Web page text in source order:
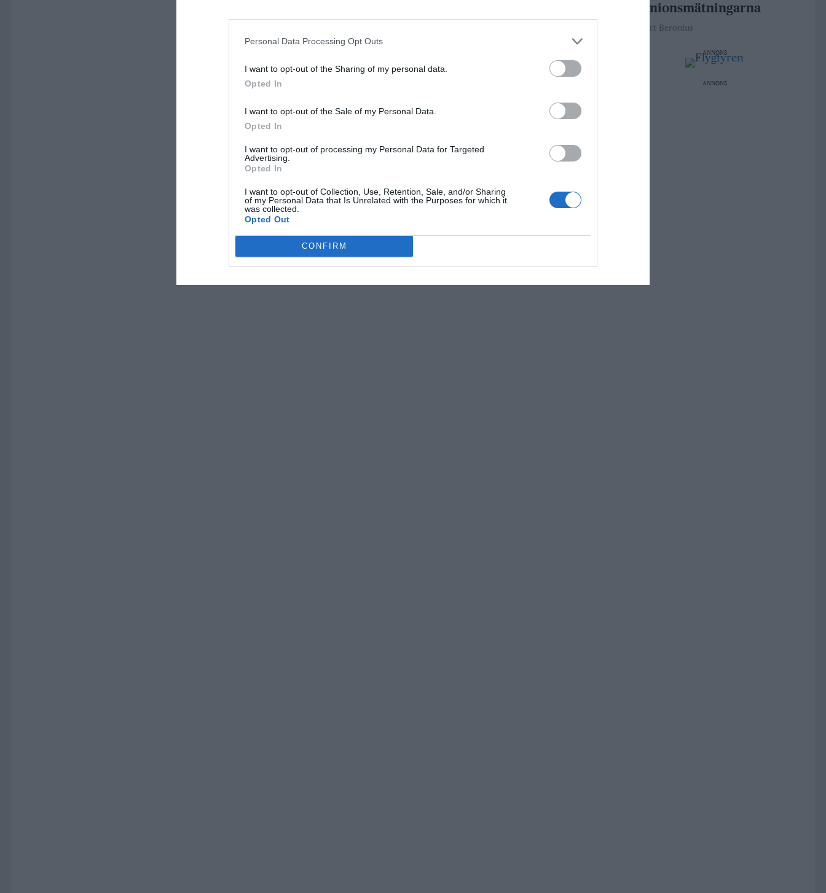
Personal Data Processing Opt Outs
I want to opt-out of the Sharing of my personal data.
Opted In
I want to opt-out of the Sale of my Personal Data.
Opted In
I want to opt-out of processing my Personal Data for Targeted
Advertising.
Opted In
I want to opt-out of Collection, Use, Retention, Sale, and/or Sharing
of my Personal Data that Is Unrelated with the Purposes for which it
was collected.
Opted Out
CONFIRM
opinionsmätningarna
Robert Beronius
ANNONS
ANNONS